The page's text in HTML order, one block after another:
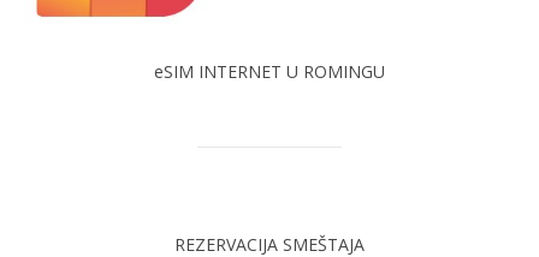
eSIM INTERNET U ROMINGU
REZERVACIJA SMEŠTAJA